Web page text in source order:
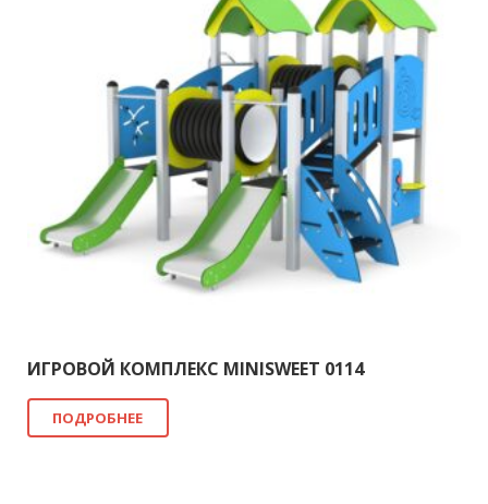
ИГРОВОЙ КОМПЛЕКС MINISWEET 0114
ПОДРОБНЕЕ